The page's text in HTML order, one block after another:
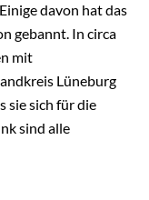
davon hat das
gebannt. In circa
mit
Lüneburg
sie sich für die
sind alle